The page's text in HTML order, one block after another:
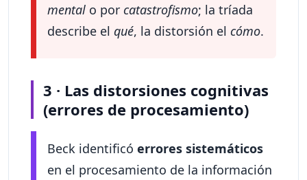
mental o por catastrofismo; la tríada
describe el qué, la distorsión el cómo.
3 · Las distorsiones cognitivas
(errores de procesamiento)
Beck identificó errores sistemáticos
en el procesamiento de la información